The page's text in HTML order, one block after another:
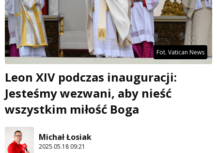
Fot. Vatican News
Leon XIV podczas inauguracji:
Jesteśmy wezwani, aby nieść
wszystkim miłość Boga
Michał Łosiak
2025.05.18 09:21